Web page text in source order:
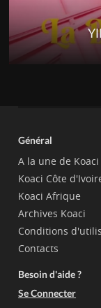
Général
A la une de Koaci
Koaci Côte
Koaci Afrique
Archives Koaci
Conditions
Contacts
Besoin d'aide ?
Se Connecter